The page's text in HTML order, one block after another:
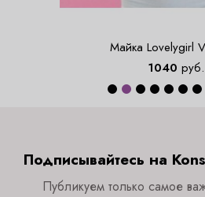
Майка Lovelygirl
1040 руб.
Подписывайтесь на
Публикуем только самое